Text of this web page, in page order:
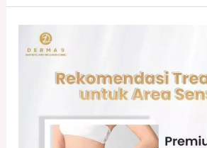
Rekomendasi
Treatment